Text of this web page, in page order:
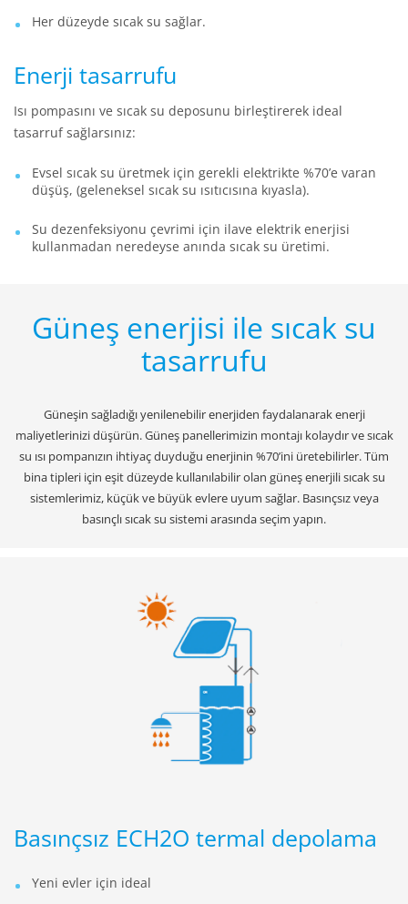
Her düzeyde sıcak su sağlar.
Enerji tasarrufu
Isı pompasını ve sıcak su deposunu birleştirerek ideal
tasarruf sağlarsınız:
Evsel sıcak su üretmek için gerekli elektrikte %70’e varan
düşüş, (geleneksel sıcak su ısıtıcısına kıyasla).
Su dezenfeksiyonu çevrimi için ilave elektrik enerjisi
kullanmadan neredeyse anında sıcak su üretimi.
Güneş enerjisi ile sıcak su
tasarrufu
Güneşin sağladığı yenilenebilir enerjiden faydalanarak enerji
maliyetlerinizi düşürün. Güneş panellerimizin montajı kolaydır ve sıcak
su ısı pompanızın ihtiyaç duyduğu enerjinin %70’ini üretebilirler. Tüm
bina tipleri için eşit düzeyde kullanılabilir olan güneş enerjili sıcak su
sistemlerimiz, küçük ve büyük evlere uyum sağlar. Basınçsız veya
basınçlı sıcak su sistemi arasında seçim yapın.
Basınçsız ECH2O termal depolama
Yeni evler için ideal